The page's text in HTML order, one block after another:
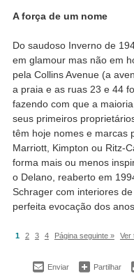
A força de um nome
Do saudoso Inverno de
em glamour mas não em
pela Collins Avenue (a
a praia e as ruas 23 e 44
fazendo com que a
seus primeiros
têm hoje nomes e marcas
Marriott, Kimpton ou Ritz-
forma mais ou menos
o Delano, reaberto em
Schrager com interiores
perfeita evocação dos
1 2 3 4 Página seguinte » Ver
Enviar Partilhar